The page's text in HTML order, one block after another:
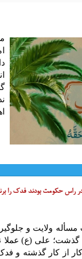
حکومت بودند فدک را
مسأله ولایت و
علی (ع) عملا
از کار گذشته و